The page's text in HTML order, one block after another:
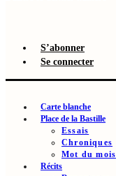
S’abonner
Se connecter
Carte blanche
Place de la Bastille
Essais
Chroniques
Mot du mois
Récits